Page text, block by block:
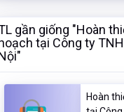
gần giống "Hoàn
tại Công ty
Hoàn